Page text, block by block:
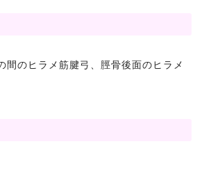
間のヒラメ筋腱弓、脛骨後面のヒラメ